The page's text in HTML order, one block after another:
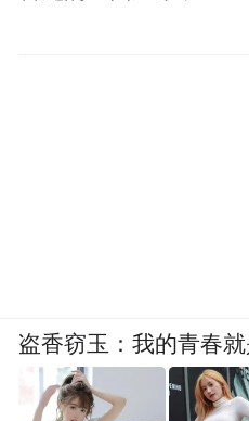
盗香窃玉：我的青春